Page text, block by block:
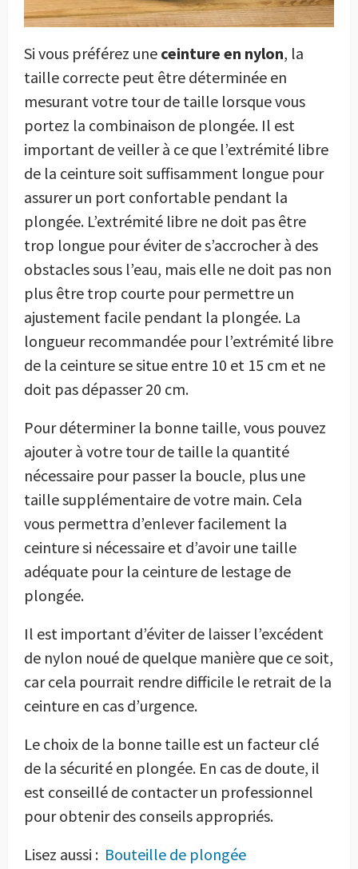
Si vous préférez une ceinture en nylon, la
taille correcte peut être déterminée en
mesurant votre tour de taille lorsque vous
portez la combinaison de plongée. Il est
important de veiller à ce que l’extrémité libre
de la ceinture soit suffisamment longue pour
assurer un port confortable pendant la
plongée. L’extrémité libre ne doit pas être
trop longue pour éviter de s’accrocher à des
obstacles sous l’eau, mais elle ne doit pas non
plus être trop courte pour permettre un
ajustement facile pendant la plongée. La
longueur recommandée pour l’extrémité libre
de la ceinture se situe entre 10 et 15 cm et ne
doit pas dépasser 20 cm.
Pour déterminer la bonne taille, vous pouvez
ajouter à votre tour de taille la quantité
nécessaire pour passer la boucle, plus une
taille supplémentaire de votre main. Cela
vous permettra d’enlever facilement la
ceinture si nécessaire et d’avoir une taille
adéquate pour la ceinture de lestage de
plongée.
Il est important d’éviter de laisser l’excédent
de nylon noué de quelque manière que ce soit,
car cela pourrait rendre difficile le retrait de la
ceinture en cas d’urgence.
Le choix de la bonne taille est un facteur clé
de la sécurité en plongée. En cas de doute, il
est conseillé de contacter un professionnel
pour obtenir des conseils appropriés.
Lisez aussi : Bouteille de plongée